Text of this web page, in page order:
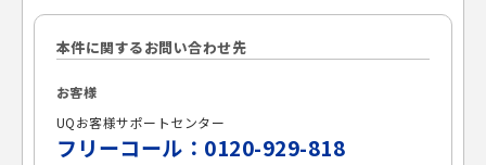
本件に関するお問い合わせ先
お客様
UQお客様サポートセンター
フリーコール：0120-929-818